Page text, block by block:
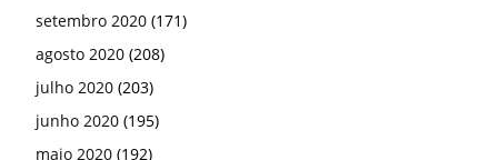
setembro 2020 (171)
agosto 2020 (208)
julho 2020 (203)
junho 2020 (195)
maio 2020 (192)